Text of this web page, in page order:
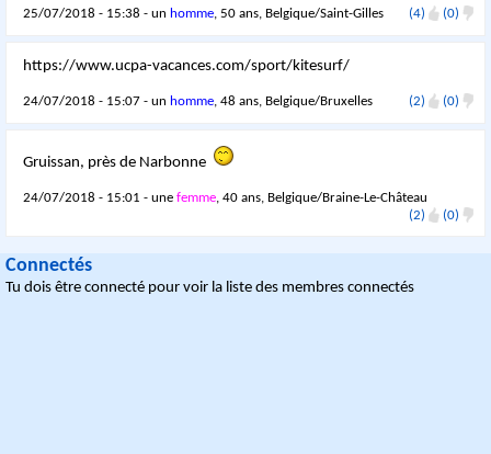
25/07/2018 - 15:38 - un homme, 50 ans, Belgique/Saint-Gilles (4) (0)
https://www.ucpa-vacances.com/sport/kitesurf/
24/07/2018 - 15:07 - un homme, 48 ans, Belgique/Bruxelles (2) (0)
Gruissan, près de Narbonne
24/07/2018 - 15:01 - unefemme, 40 ans, Belgique/Braine-Le-Château
(2)
(0)
Connectés
Tu dois être connecté pour voir la liste des membres connectés